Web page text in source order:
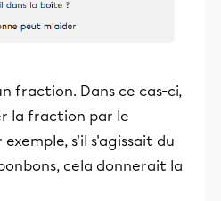
fraction. Dans ce cas-ci,
la fraction par le
s'il s'agissait du
cela donnerait la